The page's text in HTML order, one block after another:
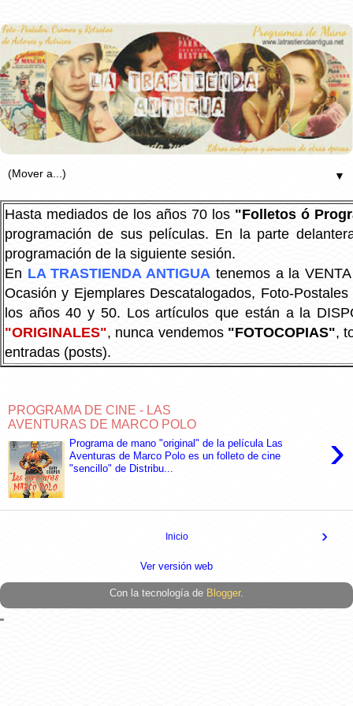
▼
Hasta mediados de los años 70 los "Folletos ó
programación de sus películas. En la parte
programación de la siguiente sesión.
En LA TRASTIENDA ANTIGUA tenemos a la
Ocasión y Ejemplares Descatalogados, Foto-
los años 40 y 50. Los artículos que están a la
"ORIGINALES", nunca vendemos "FOTOCOPIAS",
entradas (posts).
PROGRAMA DE CINE - LAS
AVENTURAS DE MARCO POLO
›
Programa de mano "original" de la película Las
Aventuras de Marco Polo es un folleto de cine
"sencillo" de Distribu...
›
Inicio
Ver versión web
Con la tecnología de Blogger.
"